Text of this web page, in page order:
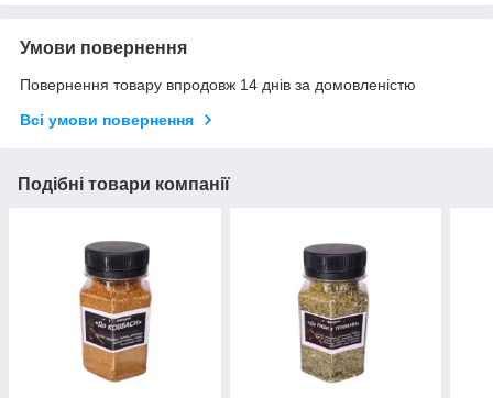
Умови повернення
Повернення товару впродовж 14 днів за домовленістю
Всі умови повернення
Подібні товари компанії